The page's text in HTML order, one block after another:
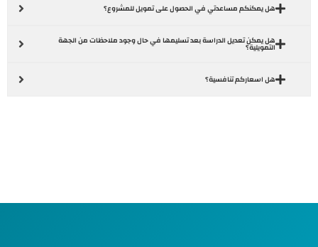
هل يمكنكم مساعدتي في الحصول على تمويل للمشروع؟
هل يمكن تعديل الدراسة بعد تسليمها في حال وجود ملاحظات من الجهة
التمويلية؟
هل اسعاركم تنافسية؟